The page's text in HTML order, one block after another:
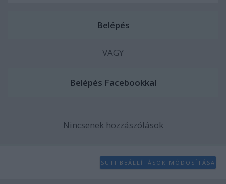
VAGY
Nincsenek hozzászólások
SÜTI BEÁLLÍTÁSOK MÓDOSÍTÁSA